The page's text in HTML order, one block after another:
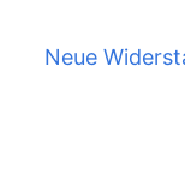
Neue